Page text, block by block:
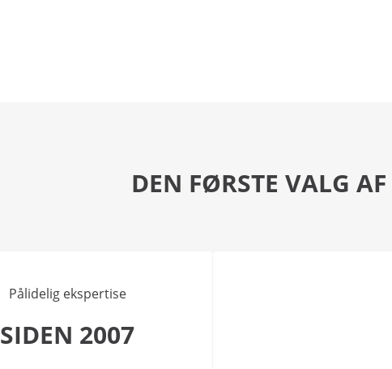
DEN FØRSTE VALG AF
Pålidelig ekspertise
SIDEN 2007